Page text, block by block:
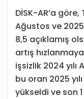
DİSK-AR’a göre,
Ağustos ve
8,5 açıklamış
artış
işsizlik 2024
bu oran 2025
yükseldi ve son